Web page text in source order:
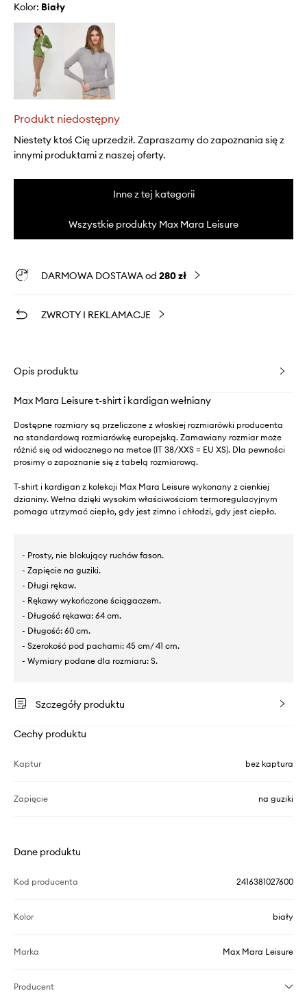
Kolor: biały
Produkt niedostępny
Niestety ktoś Cię uprzedził. Zapraszamy do zapoznania się z
innymi produktami z naszej oferty.
Inne z tej kategorii
Wszystkie produkty Max Mara Leisure
DARMOWA DOSTAWA od 280 zł
ZWROTY I REKLAMACJE
Opis produktu
Max Mara Leisure t-shirt i kardigan wełniany
Dostępne rozmiary są przeliczone z włoskiej rozmiarówki producenta
na standardową rozmiarówkę europejską. Zamawiany rozmiar może
różnić się od widocznego na metce (IT 38/XXS = EU XS). Dla pewności
prosimy o zapoznanie się z tabelą rozmiarową.
T-shirt i kardigan z kolekcji Max Mara Leisure wykonany z cienkiej
dzianiny. Wełna dzięki wysokim właściwościom termoregulacyjnym
pomaga utrzymać ciepło, gdy jest zimno i chłodzi, gdy jest ciepło.
- Prosty, nie blokujący ruchów fason.
- Zapięcie na guziki.
- Długi rękaw.
- Rękawy wykończone ściągaczem.
- Długość rękawa: 64 cm.
- Długość: 60 cm.
- Szerokość pod pachami: 45 cm/ 41 cm.
- Wymiary podane dla rozmiaru: S.
Szczegóły produktu
Cechy produktu
Kaptur bez kaptura
Zapięcie na guziki
Dane produktu
Kod producenta 2416381027600
Kolor biały
Marka Max Mara Leisure
Producent